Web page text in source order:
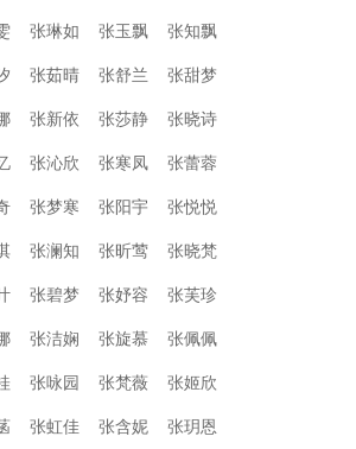
雯 张琳如 张玉飘 张知飘
汐 张茹晴 张舒兰 张甜梦
娜 张新依 张莎静 张晓诗
忆 张沁欣 张寒凤 张蕾蓉
奇 张梦寒 张阳宇 张悦悦
淇 张澜知 张昕莺 张晓梵
叶 张碧梦 张妤容 张芙珍
娜 张洁娴 张旋慕 张佩佩
桂 张咏园 张梵薇 张姬欣
菡 张虹佳 张含妮 张玥恩